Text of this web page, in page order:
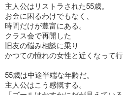
主人公はリストラされた55歳。
お金に困るわけでもなく、
時間だけが豊富にある。
クラス会で再開した
旧友の悩み相談に乗り
かつての憧れの女性と近くなって行
55歳は中途半端な年齢だ。
主人公はこう感慨する。